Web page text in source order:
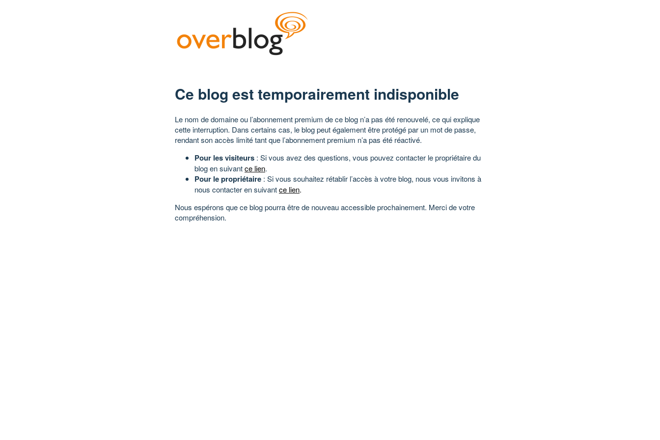
Ce blog est temporairement indisponible
Le nom de domaine ou l’abonnement premium de ce blog n’a pas été renouvelé, ce qui explique
cette interruption. Dans certains cas, le blog peut également être protégé par un mot de passe,
rendant son accès limité tant que l’abonnement premium n’a pas été réactivé.
Pour les visiteurs : Si vous avez des questions, vous pouvez contacter le propriétaire du
blog en suivantce lien.
Pour le propriétaire : Si vous souhaitez rétablir l’accès à votre blog, nous vous invitons à
nous contacter en suivantce lien.
Nous espérons que ce blog pourra être de nouveau accessible prochainement. Merci de votre
compréhension.